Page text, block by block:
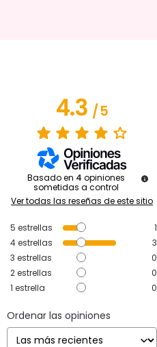
4.3/5
Basado en 4 opiniones
sometidas a control
Ver todas las reseñas de este sitio
5 estrellas
1
4estrellas
3
3 estrellas
0
2estrellas
0
1 estrella 0
Ordenar las opiniones